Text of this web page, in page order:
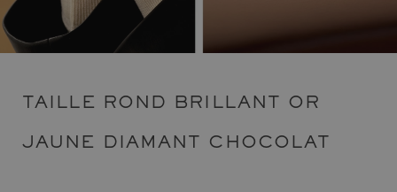
TAILLE ROND BRILLANT OR
JAUNE DIAMANT CHOCOLAT